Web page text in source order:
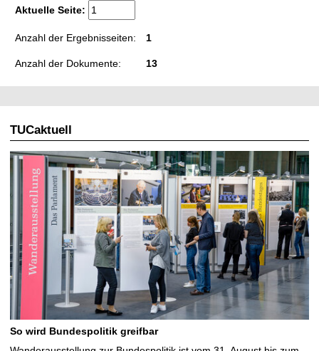
Aktuelle Seite:
Anzahl der Ergebnisseiten: 1
Anzahl der Dokumente: 13
TUCaktuell
So wird Bundespolitik greifbar